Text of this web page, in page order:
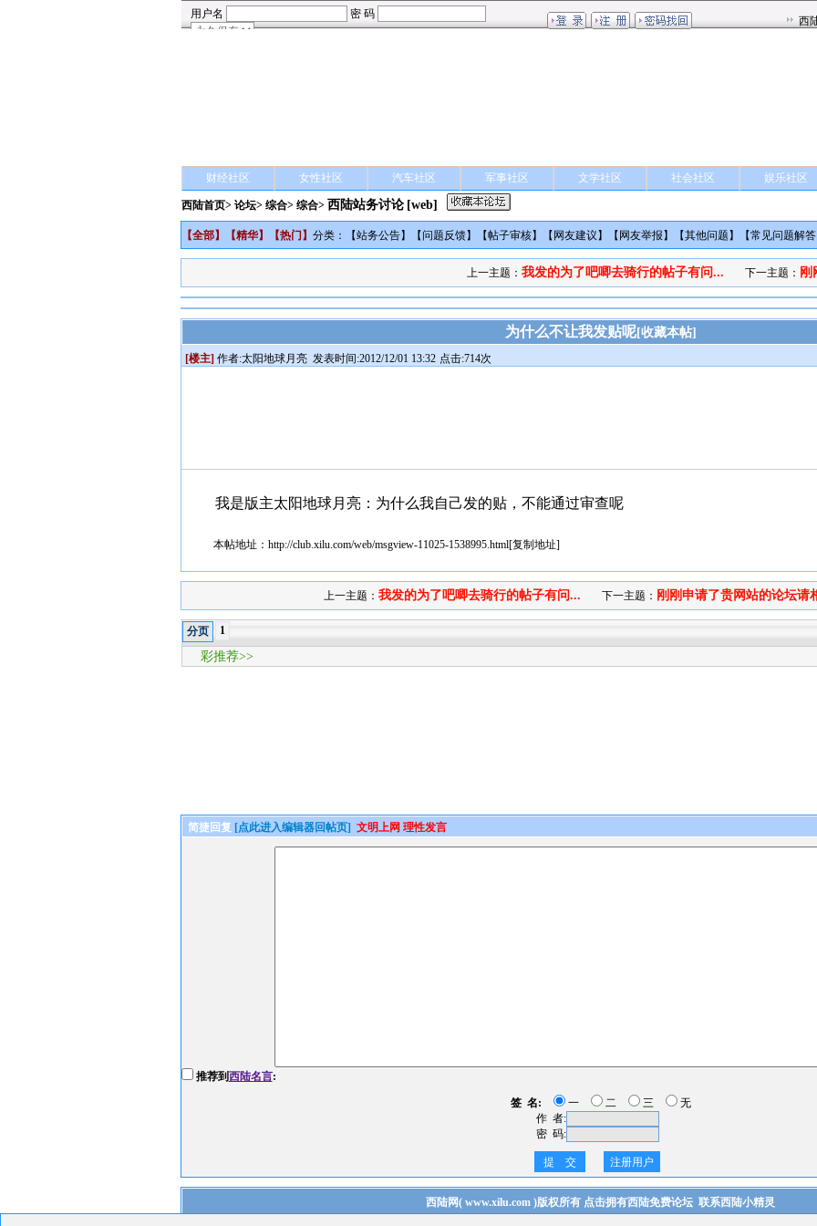
财经社区 女性社区 汽车社区 军事社区 文学社区 社会社区 娱乐社区
西陆首页> 论坛> 综合> 综合> 西陆站务讨论 [web]
【全部】【精华】【热门 】 分类：【站务公告】【问题反馈】【帖子审核】【 网友建议 】【 网友举报 】【其他问题 】【常见问题解答
上一主题： 我发的为了吧唧去骑行的帖子有问... 下一主题： 刚
为什么不让我发贴呢[收藏本帖]
[楼主] 作者:太阳地球月亮 发表时间:2012/12/01 13:32 点击:714次
我是版主太阳地球月亮：为什么我自己发的贴，不能通过审查呢
本帖地址： http://club.xilu.com/web/msgview-11025-1538995.html[复制地址]
上一主题：我发的为了吧唧去骑行的帖子有问... 下一主题： 刚刚申请了贵网站的论坛请
分页 1
彩推荐>>
简捷回复 [点此进入编辑器回帖页] 文明上网 理性发言
推荐到西陆名言:
签 名: 一 二 三
无
作 者:
密 码:
注册用户
提 交
西陆网(www.xilu.com )版权所有 点击拥有西陆免费论坛 联系西陆小精灵